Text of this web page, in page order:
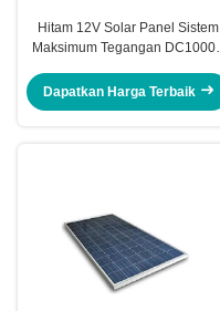
Hitam 12V Solar Panel Sistem
Maksimum Tegangan DC1000V
Dapatkan Harga Terbaik